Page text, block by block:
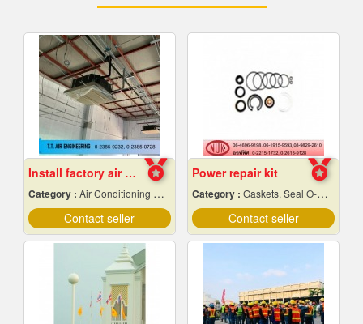
Install factory air conditioning system
Category : Air Conditioning Contractors
Contact seller
Power repair kit
Category : Gaskets, Seal O-Ring and Oil Seals
Contact seller